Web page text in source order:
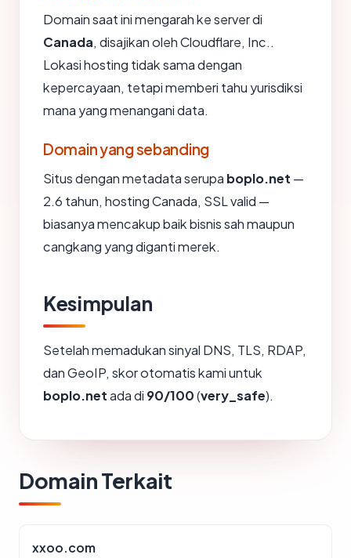
Domain saat ini mengarah ke server di
Canada, disajikan oleh Cloudflare, Inc..
Lokasi hosting tidak sama dengan
kepercayaan, tetapi memberi tahu yurisdiksi
mana yang menangani data.
Domain yang sebanding
Situs dengan metadata serupa boplo.net —
2.6 tahun, hosting Canada, SSL valid —
biasanya mencakup baik bisnis sah maupun
cangkang yang diganti merek.
Kesimpulan
Setelah memadukan sinyal DNS, TLS, RDAP,
dan GeoIP, skor otomatis kami untuk
boplo.netada di 90/100(very_safe).
Domain Terkait
xxoo.com